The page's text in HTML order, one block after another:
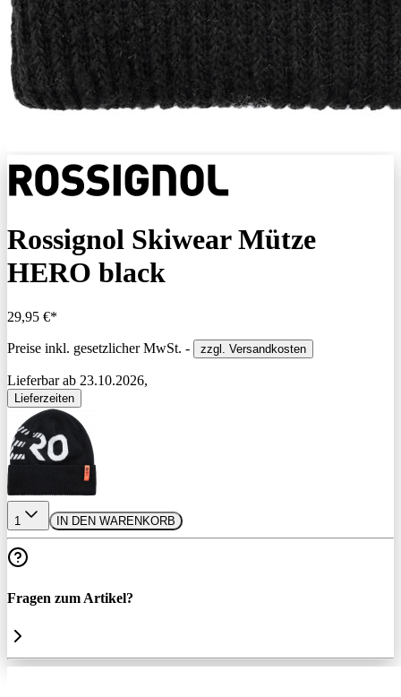
Rossignol Skiwear Mütze
HERO black
29,95 €*
Preise inkl. gesetzlicher MwSt. - zzgl. Versandkosten
Lieferbar ab 23.10.2026,
Lieferzeiten
1 IN DEN WARENKORB
Fragen zum Artikel?